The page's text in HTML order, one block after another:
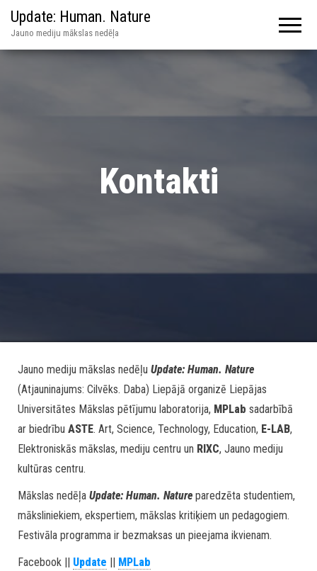
Update: Human. Nature
Jauno mediju mākslas nedēļa
Kontakti
Jauno mediju mākslas nedēļu Update: Human. Nature
(Atjauninajums: Cilvēks. Daba) Liepājā organizē Liepājas
Universitātes Mākslas pētījumu laboratorija, MPLab sadarbībā
ar biedrību ASTE. Art, Science, Technology, Education, E-LAB,
Elektroniskās mākslas, mediju centru un RIXC, Jauno mediju
kultūras centru.
Mākslas nedēļa Update: Human. Nature paredzēta studentiem,
māksliniekiem, ekspertiem, mākslas kritiķiem un pedagogiem.
Festivāla programma ir bezmaksas un pieejama ikvienam.
Facebook || Update || MPLab